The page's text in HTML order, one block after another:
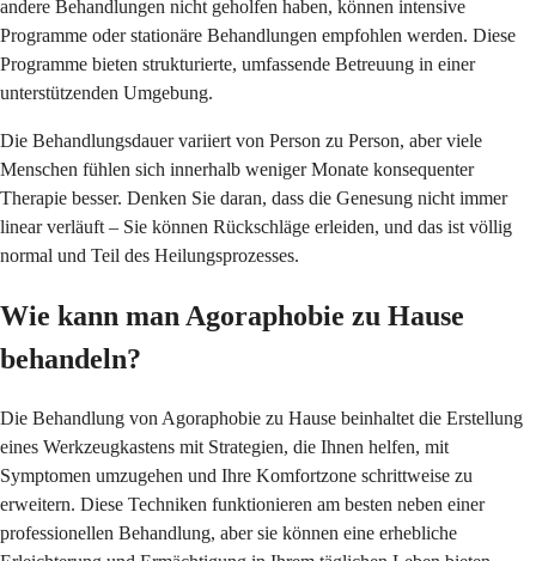
andere Behandlungen nicht geholfen haben, können intensive
Programme oder stationäre Behandlungen empfohlen werden. Diese
Programme bieten strukturierte, umfassende Betreuung in einer
unterstützenden Umgebung.
Die Behandlungsdauer variiert von Person zu Person, aber viele
Menschen fühlen sich innerhalb weniger Monate konsequenter
Therapie besser. Denken Sie daran, dass die Genesung nicht immer
linear verläuft – Sie können Rückschläge erleiden, und das ist völlig
normal und Teil des Heilungsprozesses.
Wie kann man Agoraphobie zu Hause
behandeln?
Die Behandlung von Agoraphobie zu Hause beinhaltet die Erstellung
eines Werkzeugkastens mit Strategien, die Ihnen helfen, mit
Symptomen umzugehen und Ihre Komfortzone schrittweise zu
erweitern. Diese Techniken funktionieren am besten neben einer
professionellen Behandlung, aber sie können eine erhebliche